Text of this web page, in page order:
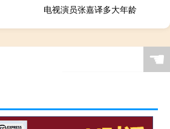
电视演员张嘉译多大年龄
☚